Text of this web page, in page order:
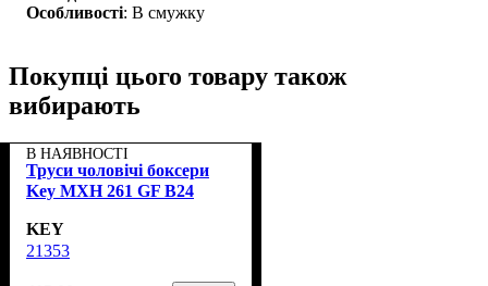
Особливості: В смужку
Покупці цього товару також
вибирають
В НАЯВНОСТІ
Труси чоловічі боксери
Key MXH 261 GF B24
KEY
21353